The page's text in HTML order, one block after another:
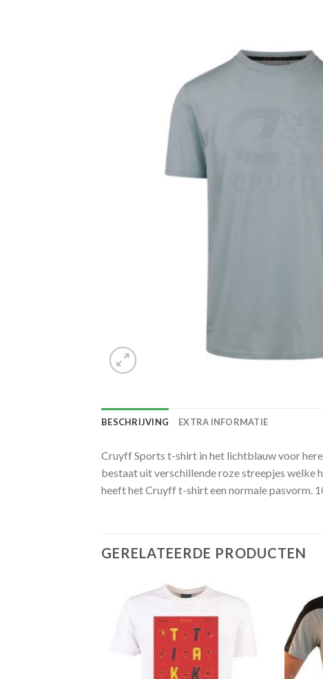
BESCHRIJVING EXTRA INFORMATIE
Cruyff Sports t-shirt in het lichtblauw voor
bestaat uit verschillende roze streepjes welke
heeft het Cruyff t-shirt een normale pasvorm.
GERELATEERDE PRODUCTEN